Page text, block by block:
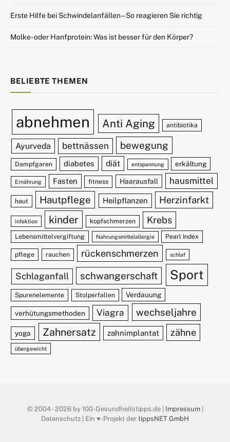
Erste Hilfe bei Schwindelanfällen – So reagieren Sie richtig
Molke- oder Hanfprotein: Was ist besser für den Körper?
BELIEBTE THEMEN
abnehmen Anti Aging antibiotika
Ayurveda bettnässen bewegung
Dampfgaren diabetes diät entspannung erkältung
Ernährung Fasten fitness Haarausfall hausmittel
haut Hautpflege Heilpflanzen Herzinfarkt
infektion kinder kopfschmerzen Krebs
Lebensmittelvergiftung Nahrungsmittelallergie Pearl Index
pflege rauchen rückenschmerzen schlaf
Schlaganfall schwangerschaft Sport
Spurenelemente Stolperfallen Verdauung
verhütungsmethoden Viagra wechseljahre
yoga Zahnersatz zahnimplantat zähne
übergewicht
© 2004 - 2026 by 100-Gesundheitstipps.de | Impressum|
Datenschutz | Ein ♥️-Projekt der tippsNET GmbH